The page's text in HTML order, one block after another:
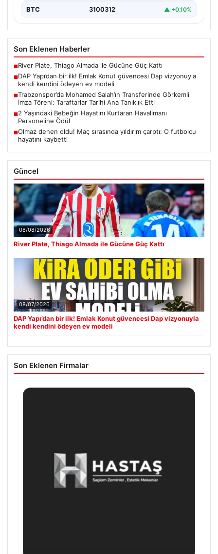
BTC 3100312 ▲ +0.10%
Son Eklenen Haberler
■River Plate, Thiago Almada ile Gücüne Güç Kattı
■DAP Yapı’dan bir ilk! Emlak Konut güvencesi Dap vizyonuyla
kendi kendini ödeyen ev modeli
■Trabzonspor’da Mohamed Salah’ın Transferinde Görkemli
İmza Töreni: Taraftarlar Tarihi Ana Tanıklık Etti
■2 Yaşındaki Bebeğin Hayatını Kurtaran Havalimanı
Personeline Ödül
■Olmaz denen oldu! Maç sırasında yıldırım çarptı: O futbolcu
hayatını kaybetti
Güncel
08/08/2026
River Plate, Thiago Almada ile Gücüne Güç Kattı
08/07/2026
DAP Yapı’dan bir ilk! Emlak Konut güvencesi Dap vizyonuyla
kendi kendini ödeyen ev modeli
Son Eklenen Firmalar